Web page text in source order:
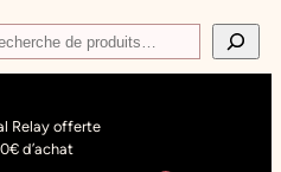
Relay offerte
d’achat